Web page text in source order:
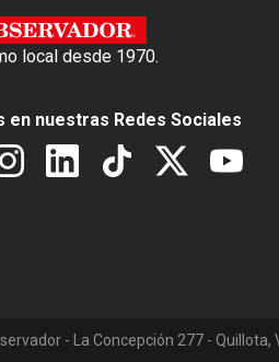
local desde 1970.
en nuestras Redes Sociales
- La Concepción 277 - Quillota,